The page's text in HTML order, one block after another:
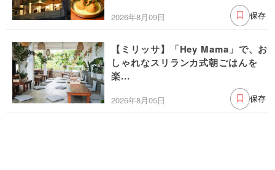
2026年8月09日 保存
【ミリッサ】「Hey Mama」で、お
しゃれなスリランカ式朝ごはんを
楽...
2026年8月05日 保存